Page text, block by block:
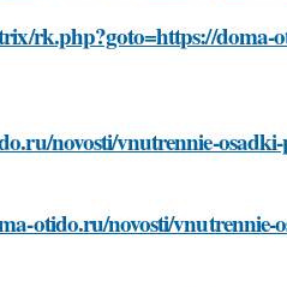
rk.php?goto=https://doma-
novosti/vnutrennie-
otido.ru/novosti/vnutrennie-